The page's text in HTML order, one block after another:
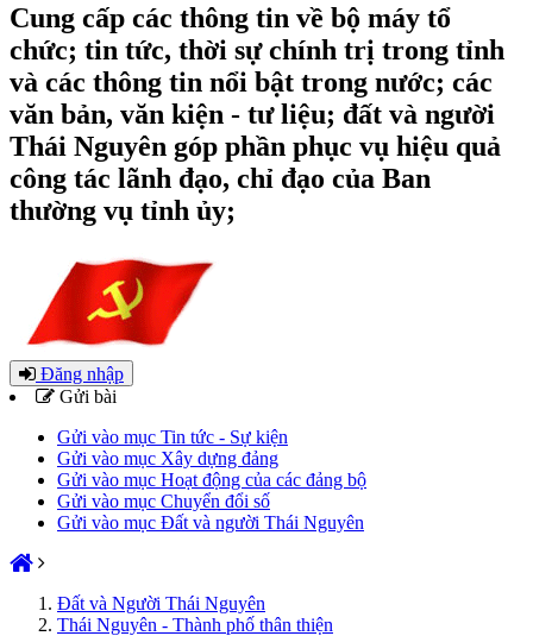
Cung cấp các thông tin về bộ máy tổ
chức; tin tức, thời sự chính trị trong tỉnh
và các thông tin nổi bật trong nước; các
văn bản, văn kiện - tư liệu; đất và người
Thái Nguyên góp phần phục vụ hiệu quả
công tác lãnh đạo, chỉ đạo của Ban
thường vụ tỉnh ủy;
Đăng nhập
Gửi bài
Gửi vào mục Tin tức - Sự kiện
Gửi vào mục Xây dựng đảng
Gửi vào mục Hoạt động của các đảng bộ
Gửi vào mục Chuyển đổi số
Gửi vào mục Đất và người Thái Nguyên
Đất và Người Thái Nguyên
Thái Nguyên - Thành phố thân thiện